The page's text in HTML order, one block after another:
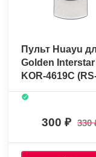
Пульт Huayu
Golden Interstar
KOR-4619C
8005)
300 330